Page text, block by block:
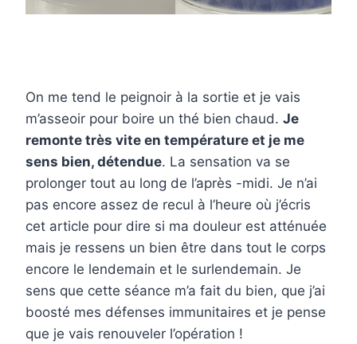
On me tend le peignoir à la sortie et je vais
m’asseoir pour boire un thé bien chaud. Je
remonte très vite en température et je me
sens bien, détendue. La sensation va se
prolonger tout au long de l’après -midi. Je n’ai
pas encore assez de recul à l’heure où j’écris
cet article pour dire si ma douleur est atténuée
mais je ressens un bien être dans tout le corps
encore le lendemain et le surlendemain. Je
sens que cette séance m’a fait du bien, que j’ai
boosté mes défenses immunitaires et je pense
que je vais renouveler l’opération !